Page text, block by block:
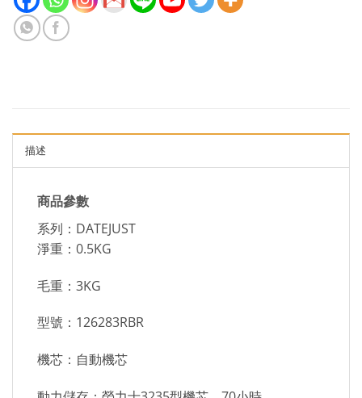
描述
商品參數
系列：DATEJUST
淨重：0.5KG
毛重：3KG
型號：126283RBR
機芯：自動機芯